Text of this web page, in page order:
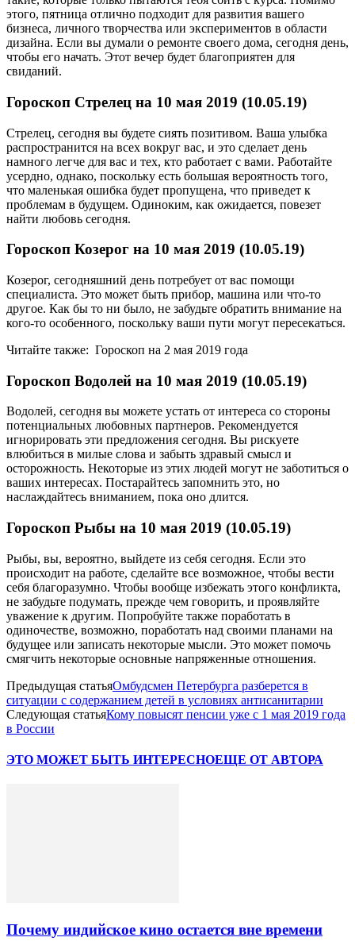
этого, пятница отлично подходит для развития вашего
бизнеса, личного творчества или экспериментов в области
дизайна. Если вы думали о ремонте своего дома, сегодня день,
чтобы его начать. Этот вечер будет благоприятен для
свиданий.
Гороскоп Стрелец на 10 мая 2019 (10.05.19)
Стрелец, сегодня вы будете сиять позитивом. Ваша улыбка
распространится на всех вокруг вас, и это сделает день
намного легче для вас и тех, кто работает с вами. Работайте
усердно, однако, поскольку есть большая вероятность того,
что маленькая ошибка будет пропущена, что приведет к
проблемам в будущем. Одиноким, как ожидается, повезет
найти любовь сегодня.
Гороскоп Козерог на 10 мая 2019 (10.05.19)
Козерог, сегодняшний день потребует от вас помощи
специалиста. Это может быть прибор, машина или что-то
другое. Как бы то ни было, не забудьте обратить внимание на
кого-то особенного, поскольку ваши пути могут пересекаться.
Читайте также: Гороскоп на 2 мая 2019 года
Гороскоп Водолей на 10 мая 2019 (10.05.19)
Водолей, сегодня вы можете устать от интереса со стороны
потенциальных любовных партнеров. Рекомендуется
игнорировать эти предложения сегодня. Вы рискуете
влюбиться в милые слова и забыть здравый смысл и
осторожность. Некоторые из этих людей могут не заботиться о
ваших интересах. Постарайтесь запомнить это, но
наслаждайтесь вниманием, пока оно длится.
Гороскоп Рыбы на 10 мая 2019 (10.05.19)
Рыбы, вы, вероятно, выйдете из себя сегодня. Если это
происходит на работе, сделайте все возможное, чтобы вести
себя благоразумно. Чтобы вообще избежать этого конфликта,
не забудьте подумать, прежде чем говорить, и проявляйте
уважение к другим. Попробуйте также поработать в
одиночестве, возможно, поработать над своими планами на
будущее или записать некоторые мысли. Это может помочь
смягчить некоторые основные напряженные отношения.
Предыдущая статьяОмбудсмен Петербурга разберется в
ситуации с содержанием детей в условиях антисанитарии
Следующая статьяКому повысят пенсии уже с 1 мая 2019 года
в России
ЭТО МОЖЕТ БЫТЬ ИНТЕРЕСНОЕЩЕ ОТ АВТОРА
Почему индийское кино остается вне времени